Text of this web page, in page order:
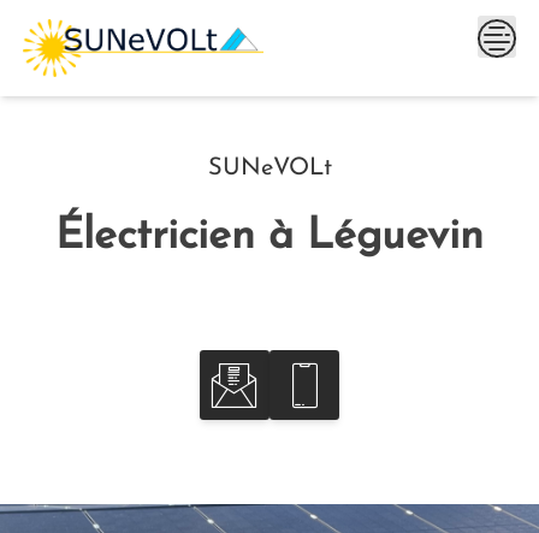
Skip
content
SUNeVOLt
Électricien à Léguevin